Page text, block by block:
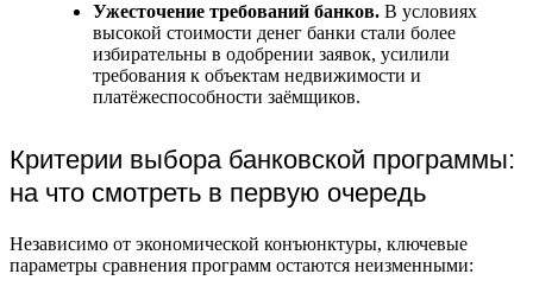
Ужесточение требований банков. В условиях
высокой стоимости денег банки стали более
избирательны в одобрении заявок, усилили
требования к объектам недвижимости и
платёжеспособности заёмщиков.
Критерии выбора банковской программы:
на что смотреть в первую очередь
Независимо от экономической конъюнктуры, ключевые
параметры сравнения программ остаются неизменными: